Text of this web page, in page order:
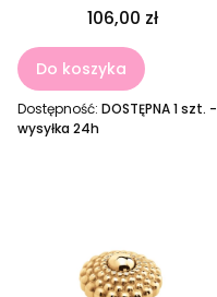
106,00 zł
Do koszyka
Dostępność: DOSTĘPNA 1 szt. -
wysyłka 24h